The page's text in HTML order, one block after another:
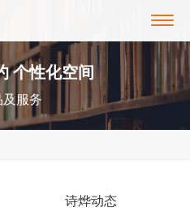
个性化空间
及服务
诗烨动态